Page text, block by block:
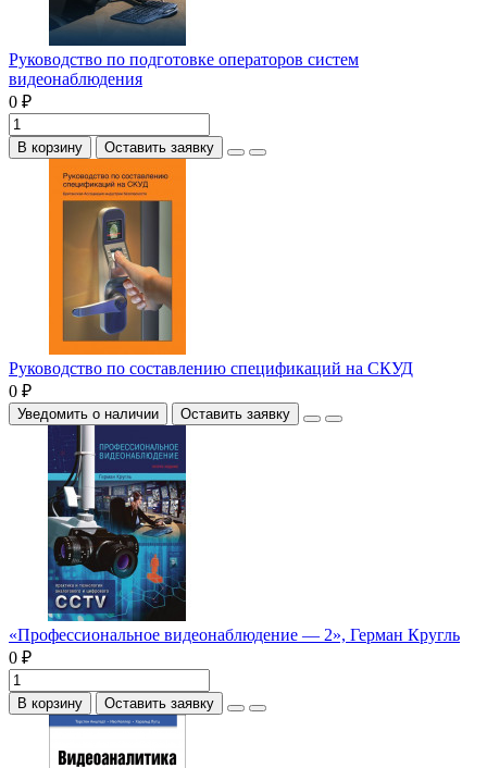
Руководство по подготовке операторов систем
видеонаблюдения
0 ₽
В корзину Оставить заявку
Руководство по составлению спецификаций на СКУД
0 ₽
Уведомить о наличии Оставить заявку
«Профессиональное видеонаблюдение — 2», Герман Кругль
0 ₽
В корзину Оставить заявку